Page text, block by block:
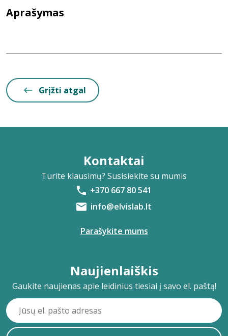
Aprašymas
Grįžti atgal
Kontaktai
Turite klausimų? Susisiekite su mumis
+370 667 80 541
info@elvislab.lt
Parašykite mums
Naujienlaiškis
Gaukite naujienas apie leidinius tiesiai į savo el. paštą!